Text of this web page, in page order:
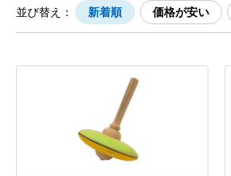
並び替え： 新着順 価格が安い